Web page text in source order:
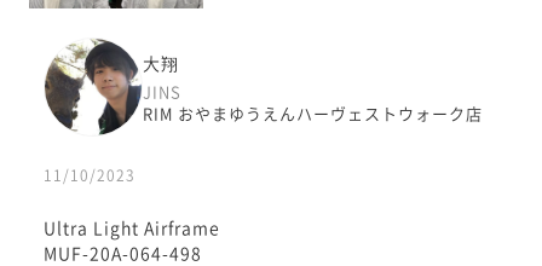
大翔
JINS
RIM おやまゆうえんハーヴェストウォーク店
11/10/2023
Ultra Light Airframe
MUF-20A-064-498